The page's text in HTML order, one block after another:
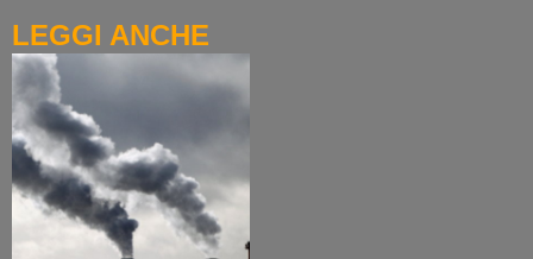
LEGGI ANCHE